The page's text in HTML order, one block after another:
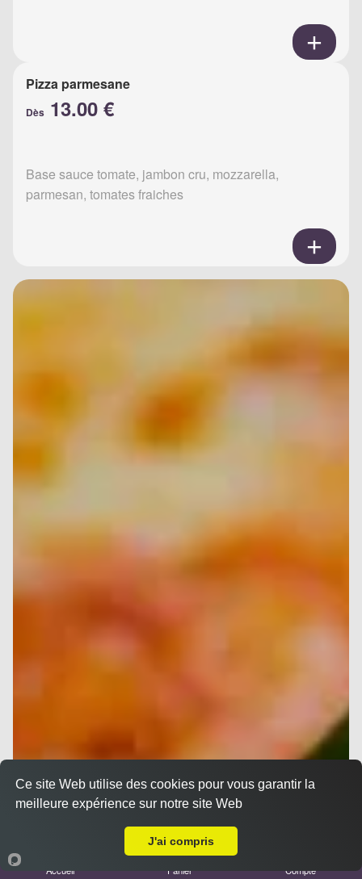
Pizza parmesane
Dès 13.00 €
Base sauce tomate, jambon cru, mozzarella,
parmesan, tomates fraiches
Accueil Panier Compte
Ce site Web utilise des cookies pour vous garantir la
meilleure expérience sur notre site Web
J'ai compris